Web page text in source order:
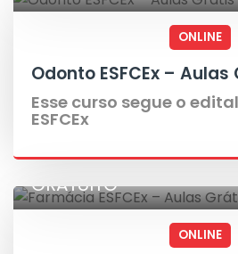
ONLINE
Odonto ESFCEx – Aulas
Esse curso segue o
ESFCEx
GRATUITO
ONLINE